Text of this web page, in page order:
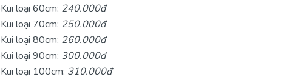
loại 60cm: 240.000đ
loại 70cm: 250.000đ
loại 80cm: 260.000đ
loại 90cm: 300.000đ
loại 100cm: 310.000đ